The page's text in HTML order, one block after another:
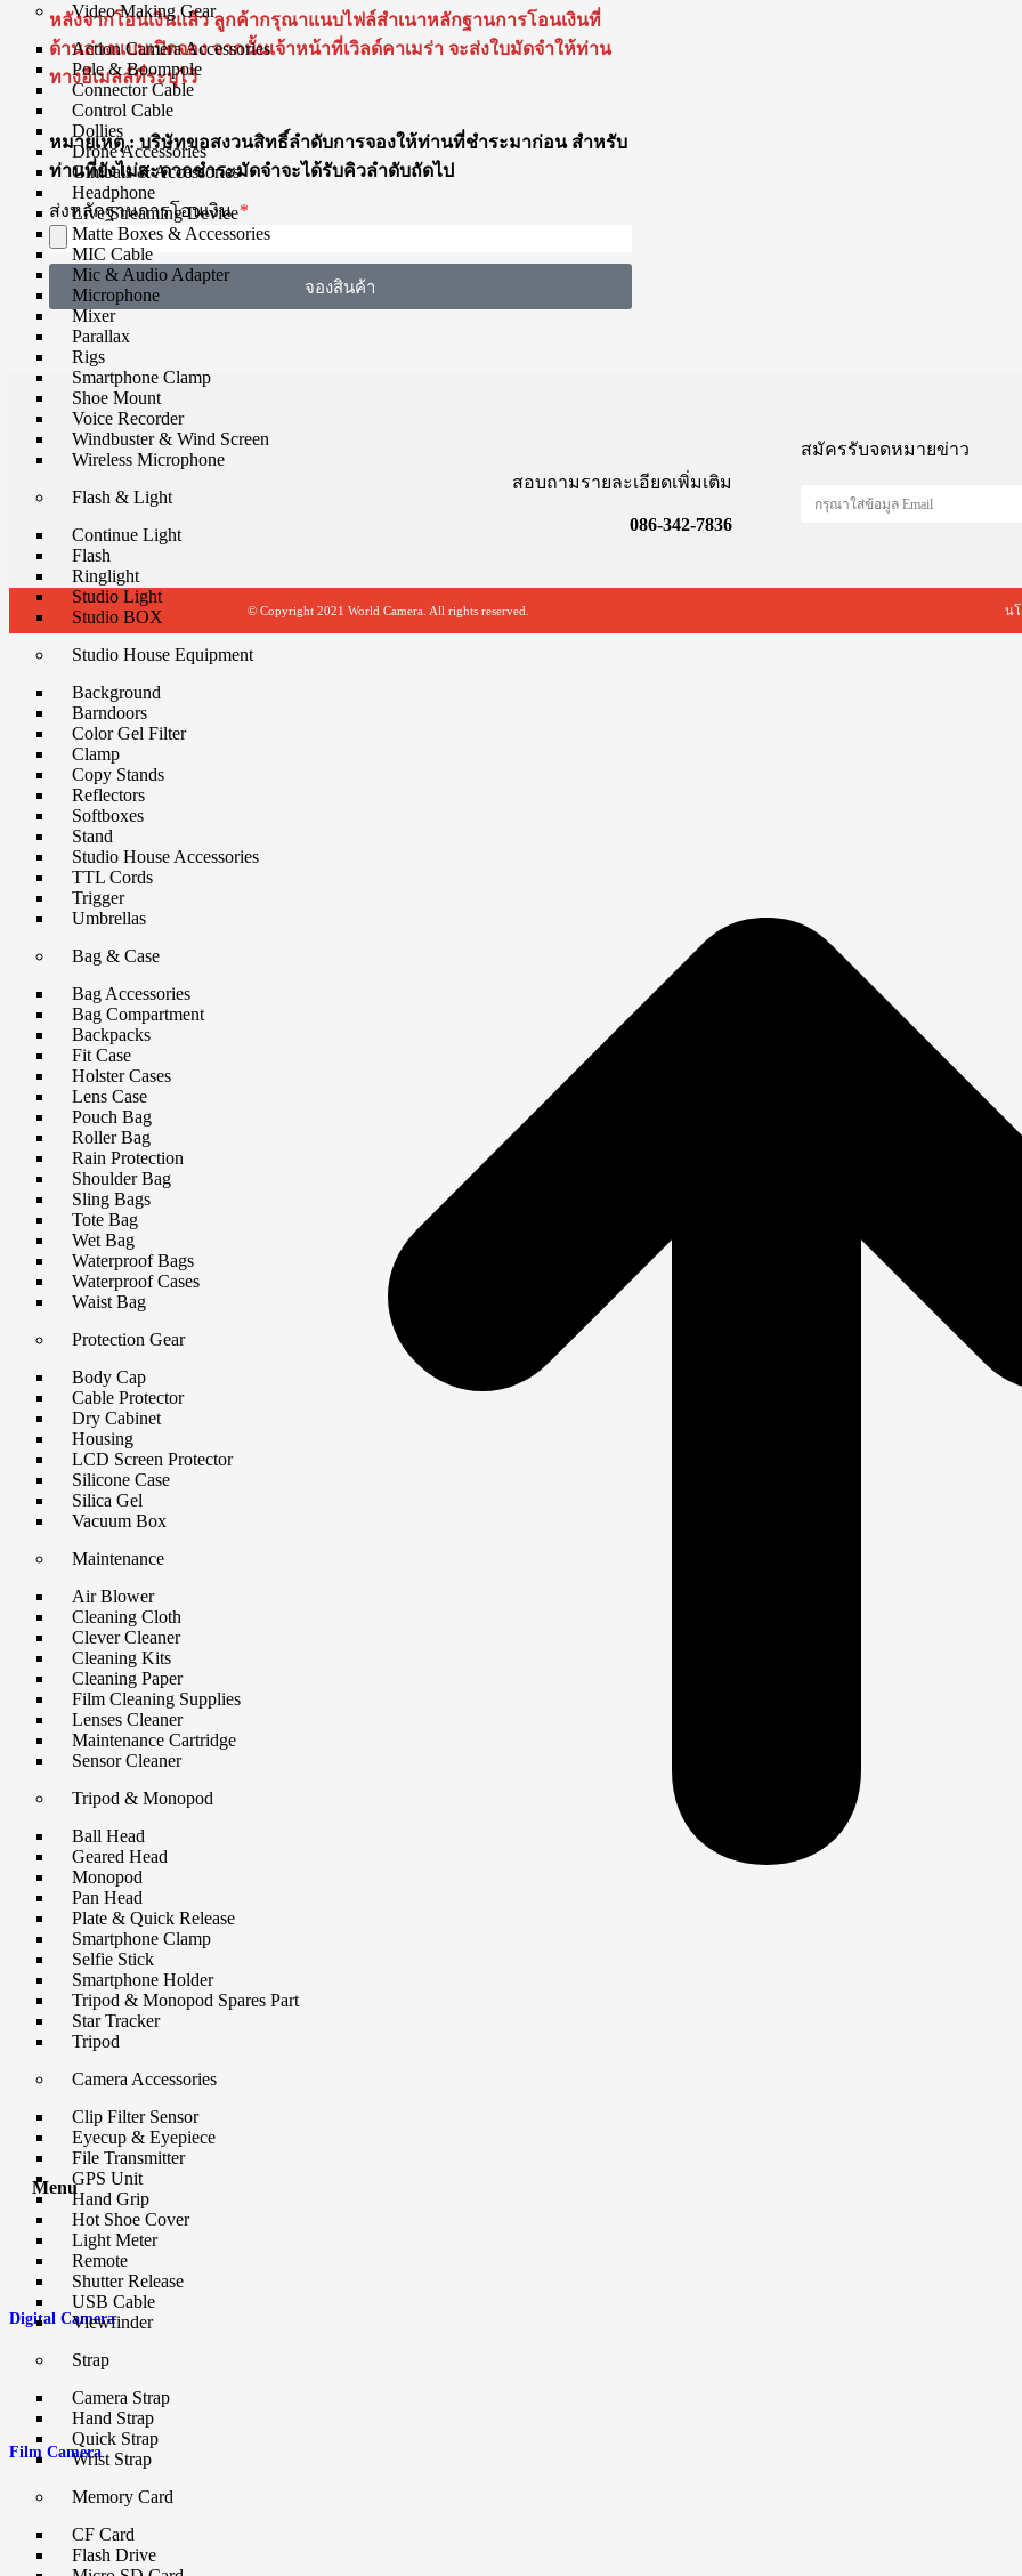
Video Making Gear
Action Camera Accessories
Pole & Boompole
Connector Cable
Control Cable
Dollies
Drone Accessories
Gimbals & Accessories
Headphone
Live Streaming Device
Matte Boxes & Accessories
MIC Cable
Mic & Audio Adapter
Microphone
Mixer
Parallax
Rigs
Smartphone Clamp
Shoe Mount
Voice Recorder
Windbuster & Wind Screen
Wireless Microphone
Flash & Light
Continue Light
Flash
Ringlight
Studio Light
Studio BOX
Studio House Equipment
Background
Barndoors
Color Gel Filter
Clamp
Copy Stands
Reflectors
Softboxes
Stand
Studio House Accessories
TTL Cords
Trigger
Umbrellas
Bag & Case
Bag Accessories
Bag Compartment
Backpacks
Fit Case
Holster Cases
Lens Case
Pouch Bag
Roller Bag
Rain Protection
Shoulder Bag
Sling Bags
Tote Bag
Wet Bag
Waterproof Bags
Waterproof Cases
Waist Bag
Protection Gear
Body Cap
Cable Protector
Dry Cabinet
Housing
LCD Screen Protector
Silicone Case
Silica Gel
Vacuum Box
Maintenance
Air Blower
Cleaning Cloth
Clever Cleaner
Cleaning Kits
Cleaning Paper
Film Cleaning Supplies
Lenses Cleaner
Maintenance Cartridge
Sensor Cleaner
Tripod & Monopod
Ball Head
Geared Head
Monopod
Pan Head
Plate & Quick Release
Smartphone Clamp
Selfie Stick
Smartphone Holder
Tripod & Monopod Spares Part
Star Tracker
Tripod
Camera Accessories
Clip Filter Sensor
Eyecup & Eyepiece
File Transmitter
GPS Unit
Hand Grip
Hot Shoe Cover
Light Meter
Remote
Shutter Release
USB Cable
Viewfinder
Strap
Camera Strap
Hand Strap
Quick Strap
Wrist Strap
Memory Card
CF Card
Flash Drive
หลังจากโอนเงินแล้ว ลูกค้ากรุณาแนบไฟล์สำเนาหลักฐานการโอนเงินที่
ด้านล่างแบบเปิดจอง จากนั้นเจ้าหน้าที่เวิลด์คาเมร่า จะส่งใบมัดจำให้ท่าน
ทางอีเมลล์ที่ระบุไว้
หมายเหตุ : บริษัทขอสงวนสิทธิ์ลำดับการจองให้ท่านที่ชำระมาก่อน สำหรับ
ท่านที่ยังไม่สะดวกชำระมัดจำจะได้รับคิวลำดับถัดไป
ส่งหลักฐานการโอนเงิน
จองสินค้า
สอบถามรายละเอียดเพิ่มเติม
086-342-7836
สมัครรับจดหมายข่าว
© Copyright 2021 World Camera. All rights reserved. นโ
Menu
Digital Camera
Film Camera